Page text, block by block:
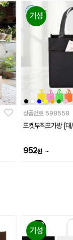
기성
상품번호 598558
포켓부직포가방 [
952원 ~
기성